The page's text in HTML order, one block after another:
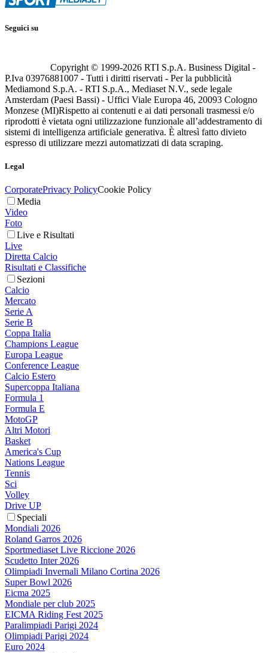
Seguici su
Copyright © 1999-2026 RTI S.p.A. Business Digital -
P.Iva 03976881007 - Tutti i diritti riservati - Per la pubblicità
Mediamond S.p.A. - RTI S.p.A., Mediaset N.V., sede legale
Amsterdam (Paesi Bassi) - Uffici Viale Europa 46, 20093 Cologno
Monzese (MI)Rispetto ai contenuti e ai dati personali trasmessi e/o
riprodotti è vietata ogni utilizzazione funzionale all’addestramento di
sistemi di intelligenza artificiale generativa. È altresì fatto divieto
espresso di utilizzare mezzi automatizzati di data scraping.
Legal
CorporatePrivacy PolicyCookie Policy
Media
Video
Foto
Live e Risultati
Live
Diretta Calcio
Risultati e Classifiche
Sezioni
Calcio
Mercato
Serie A
Serie B
Coppa Italia
Champions League
Europa League
Conference League
Calcio Estero
Supercoppa Italiana
Formula 1
Formula E
MotoGP
Altri Motori
Basket
America's Cup
Nations League
Tennis
Sci
Volley
Drive UP
Speciali
Mondiali 2026
Roland Garros 2026
Sportmediaset Live Riccione 2026
Scudetto Inter 2026
Olimpiadi Invernali Milano Cortina 2026
Super Bowl 2026
Eicma 2025
Mondiale per club 2025
EICMA Riding Fest 2025
Paralimpiadi Parigi 2024
Olimpiadi Parigi 2024
Euro 2024